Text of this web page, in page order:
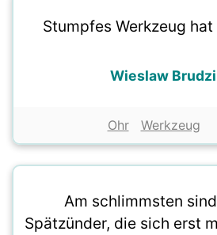
Stumpfes Werkzeug
Wieslaw
Ohr Werkzeug
Am schlimmsten
Spätzünder, die sich erst